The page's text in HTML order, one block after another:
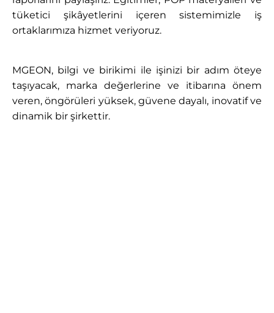
tüketici şikâyetlerini içeren sistemimizle iş
ortaklarımıza hizmet veriyoruz.
MGEON, bilgi ve birikimi ile işinizi bir adım öteye
taşıyacak, marka değerlerine ve itibarına önem
veren, öngörüleri yüksek, güvene dayalı, inovatif ve
dinamik bir şirkettir.